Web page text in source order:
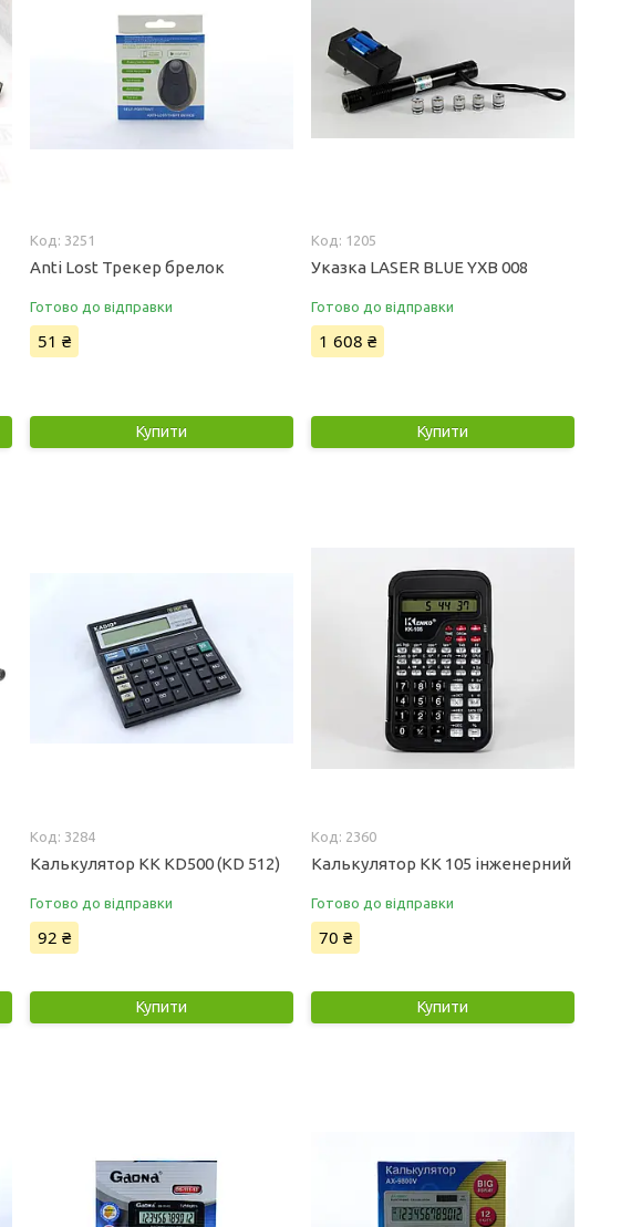
3251
Anti Lost Трекер брелок
Готово до відправки
51 ₴
Купити
1205
Указка LASER BLUE YXB 008
Готово до відправки
1 608 ₴
Купити
3284
Калькулятор KK KD500 (KD 512)
Готово до відправки
92 ₴
Купити
2360
Калькулятор KK 105 інженерний
Готово до відправки
70 ₴
Купити